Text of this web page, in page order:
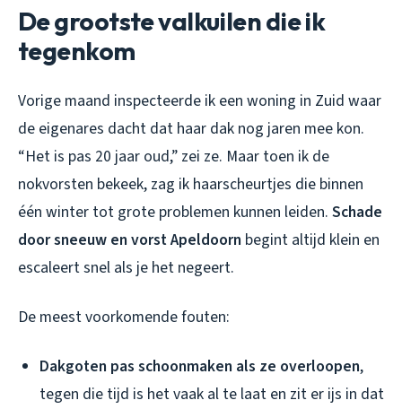
De grootste valkuilen die ik
tegenkom
Vorige maand inspecteerde ik een woning in Zuid waar
de eigenares dacht dat haar dak nog jaren mee kon.
“Het is pas 20 jaar oud,” zei ze. Maar toen ik de
nokvorsten bekeek, zag ik haarscheurtjes die binnen
één winter tot grote problemen kunnen leiden. Schade
door sneeuw en vorst Apeldoorn begint altijd klein en
escaleert snel als je het negeert.
De meest voorkomende fouten:
Dakgoten pas schoonmaken als ze overloopen,
tegen die tijd is het vaak al te laat en zit er ijs in dat